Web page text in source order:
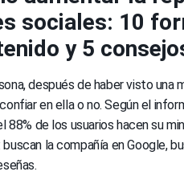
sociales: 10
y 5
después de haber visto una
en ella o no. Según el
88% de los usuarios hacen su
buscan la compañía en Google,